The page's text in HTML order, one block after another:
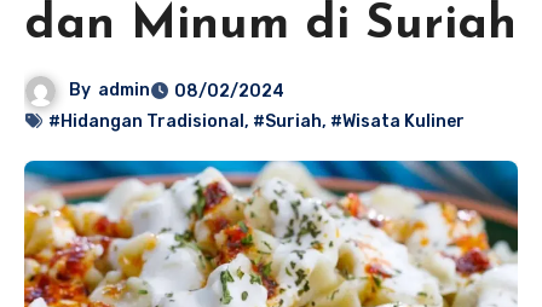
dan Minum di Suriah
By admin
08/02/2024
#Hidangan Tradisional , #Suriah, #Wisata Kuliner